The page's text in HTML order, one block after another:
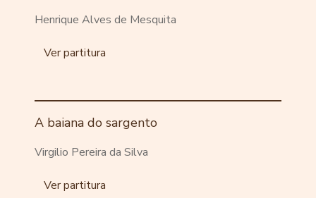
Henrique Alves de Mesquita
Ver partitura
A baiana do sargento
Virgilio Pereira da Silva
Ver partitura